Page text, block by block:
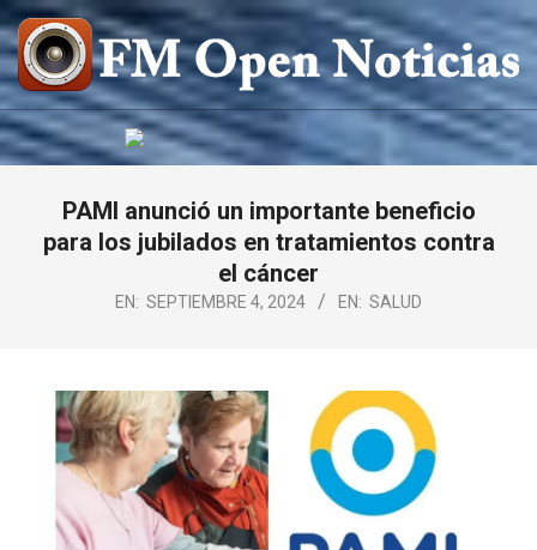
Saltar
al
contenido
FM
OPEN
NOTICIAS
PAMI anunció un importante beneficio
para los jubilados en tratamientos contra
el cáncer
EN: SEPTIEMBRE 4, 2024 EN: SALUD